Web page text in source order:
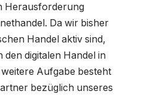
Herausforderung
Da wir bisher
Handel aktiv sind,
digitalen Handel in
Aufgabe besteht
bezüglich unseres